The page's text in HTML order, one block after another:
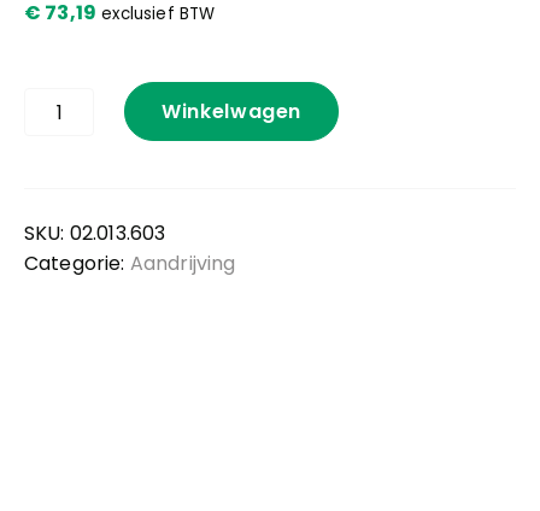
€ 73,19 exclusief BTW
Steunschijf
asgat
Winkelwagen
SKU: 02.013.603
Categorie: Aandrijving